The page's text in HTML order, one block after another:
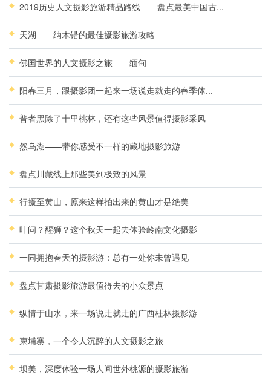
2019历史人文摄影旅游精品路线——盘点最美中国古...
天湖——纳木错的最佳摄影旅游攻略
佛国世界的人文摄影之旅——缅甸
阳春三月，跟摄影团一起来一场说走就走的春季体...
普者黑除了十里桃林，还有这些风景值得摄影采风
然乌湖——带你感受不一样的藏地摄影旅游
盘点川藏线上那些美到极致的风景
行摄至黄山，原来这样拍出来的黄山才是绝美
叶问？醒狮？这个秋天一起去体验岭南文化摄影
一同拥抱春天的摄影游：总有一处你未曾遇见
盘点甘肃摄影旅游最值得去的小众景点
纵情于山水，来一场说走就走的广西桂林摄影游
柬埔寨，一个令人沉醉的人文摄影之旅
坝美，深度体验一场人间世外桃源的摄影旅游